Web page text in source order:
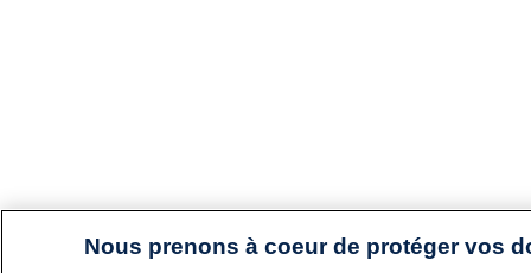
Nous prenons à coeur de protéger vos